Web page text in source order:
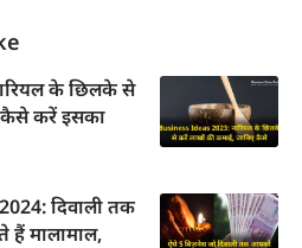
के छिलके से
कैसे करें इसका
दिवाली तक
हैं मालामाल,